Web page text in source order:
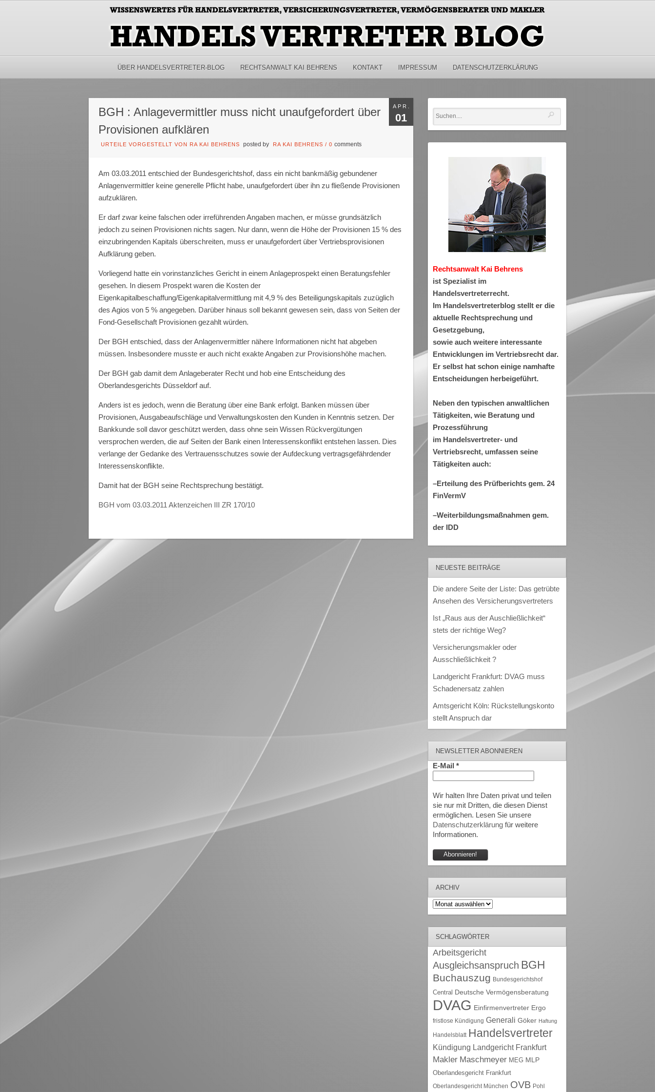
ÜBER HANDELSVERTRETER-BLOG RECHTSANWALT KAI BEHRENS KONTAKT IMPRESSUM DATENSCHUTZERKLÄRUNG
APR.
01
BGH : Anlagevermittler muss nicht unaufgefordert über
Provisionen aufklären
URTEILE VORGESTELLT VON RA KAI BEHRENS posted by RA KAI BEHRENS /0comments
Am 03.03.2011 entschied der Bundesgerichtshof, dass ein nicht bankmäßig gebundener
Anlagenvermittler keine generelle Pflicht habe, unaufgefordert über ihn zu fließende Provisionen
aufzuklären.
Er darf zwar keine falschen oder irreführenden Angaben machen, er müsse grundsätzlich
jedoch zu seinen Provisionen nichts sagen. Nur dann, wenn die Höhe der Provisionen 15 % des
einzubringenden Kapitals überschreiten, muss er unaufgefordert über Vertriebsprovisionen
Aufklärung geben.
Vorliegend hatte ein vorinstanzliches Gericht in einem Anlageprospekt einen Beratungsfehler
gesehen. In diesem Prospekt waren die Kosten der
Eigenkapitalbeschaffung/Eigenkapitalvermittlung mit 4,9 % des Beteiligungskapitals zuzüglich
des Agios von 5 % angegeben. Darüber hinaus soll bekannt gewesen sein, dass von Seiten der
Fond-Gesellschaft Provisionen gezahlt würden.
Der BGH entschied, dass der Anlagenvermittler nähere Informationen nicht hat abgeben
müssen. Insbesondere musste er auch nicht exakte Angaben zur Provisionshöhe machen.
Der BGH gab damit dem Anlageberater Recht und hob eine Entscheidung des
Oberlandesgerichts Düsseldorf auf.
Anders ist es jedoch, wenn die Beratung über eine Bank erfolgt. Banken müssen über
Provisionen, Ausgabeaufschläge und Verwaltungskosten den Kunden in Kenntnis setzen. Der
Bankkunde soll davor geschützt werden, dass ohne sein Wissen Rückvergütungen
versprochen werden, die auf Seiten der Bank einen Interessenskonflikt entstehen lassen. Dies
verlange der Gedanke des Vertrauensschutzes sowie der Aufdeckung vertragsgefährdender
Interessenskonflikte.
Damit hat der BGH seine Rechtsprechung bestätigt.
BGH vom 03.03.2011 Aktenzeichen III ZR 170/10
Rechtsanwalt Kai Behrens
ist Spezialist im
Handelsvertreterrecht.
Im Handelsvertreterblog stellt er die
aktuelle Rechtsprechung und
Gesetzgebung,
sowie auch weitere interessante
Entwicklungen im Vertriebsrecht dar.
Er selbst hat schon einige namhafte
Entscheidungen herbeigeführt.
Neben den typischen anwaltlichen
Tätigkeiten, wie Beratung und
Prozessführung
im Handelsvertreter- und
Vertriebsrecht, umfassen seine
Tätigkeiten auch:
–Erteilung des Prüfberichts gem. 24
FinVermV
–Weiterbildungsmaßnahmen gem.
der IDD
NEUESTE BEITRÄGE
Die andere Seite der Liste: Das getrübte
Ansehen des Versicherungsvertreters
Ist „Raus aus der Auschließlichkeit“
stets der richtige Weg?
Versicherungsmakler oder
Ausschließlichkeit ?
Landgericht Frankfurt: DVAG muss
Schadenersatz zahlen
Amtsgericht Köln: Rückstellungskonto
stellt Anspruch dar
NEWSLETTER ABONNIEREN
E-Mail *
Wir halten Ihre Daten privat und teilen
sie nur mit Dritten, die diesen Dienst
ermöglichen. Lesen Sie unsere
Datenschutzerklärungfür weitere
Informationen.
ARCHIV
Archiv
SCHLAGWÖRTER
Arbeitsgericht
Ausgleichsanspruch BGH
Buchauszug Bundesgerichtshof
Central Deutsche Vermögensberatung
DVAG Einfirmenvertreter Ergo
fristlose Kündigung Generali Göker Haftung
Handelsblatt Handelsvertreter
Kündigung Landgericht Frankfurt
Makler Maschmeyer MEG MLP
Oberlandesgericht Frankfurt
Oberlandesgericht München OVB Pohl